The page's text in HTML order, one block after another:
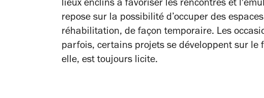
lieux enclins à favoriser les rencontres et
repose sur la possibilité d’occuper des
réhabilitation, de façon temporaire. Les
parfois, certains projets se développent sur
elle, est toujours licite.